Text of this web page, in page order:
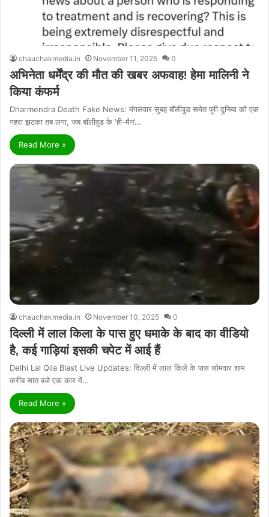
chauchakmedia.in November 11, 2025 0
अभिनेता धर्मेंद्र की मौत की खबर अफवाह! हेमा मालिनी ने
किया कंफर्म
Dharmendra Death Fake News: मंगलवार सुबह बॉलीवुड समेत पूरी दुनिया को एक
गहरा झटका तब लगा, जब बॉलीवुड के ‘ही-मैन’…
Read More »
chauchakmedia.in November 10, 2025 0
दिल्ली में लाल किला के पास हुए धमाके के बाद का वीडियो
है, कई गाड़ियां इसकी चपेट में आई हैं
Delhi Lal Qila Blast Live Updates: दिल्ली में लाल किले के पास सोमवार शाम
करीब सात बजे एक कार में…
Read More »